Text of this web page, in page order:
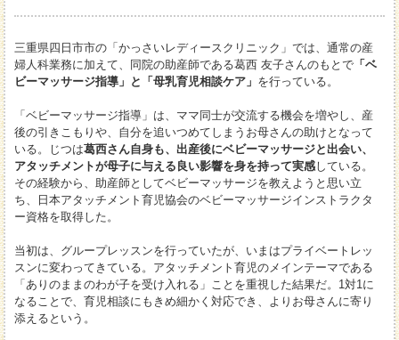
三重県四日市市の「かっさいレディースクリニック」では、通常の産
婦人科業務に加えて、同院の助産師である葛西 友子さんのもとで 「ベ
ビーマッサージ指導」と「母乳育児相談ケア」 を行っている。
「ベビーマッサージ指導」は、ママ同士が交流する機会を増やし、産
後の引きこもりや、自分を追いつめてしまうお母さんの助けとなって
いる。じつは葛西さん自身も、出産後にベビーマッサージと出会い、
アタッチメントが母子に与える良い影響を身を持って実感している。
その経験から、助産師としてベビーマッサージを教えようと思い立
ち、日本アタッチメント育児協会のベビーマッサージインストラクタ
ー資格を取得した。
当初は、グループレッスンを行っていたが、いまはプライベートレッ
スンに変わってきている。アタッチメント育児のメインテーマである
「ありのままのわが子を受け入れる」ことを重視した結果だ。1対1に
なることで、育児相談にもきめ細かく対応でき、よりお母さんに寄り
添えるという。